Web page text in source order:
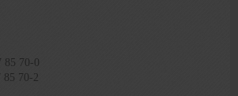
85 70-0
85 70-2